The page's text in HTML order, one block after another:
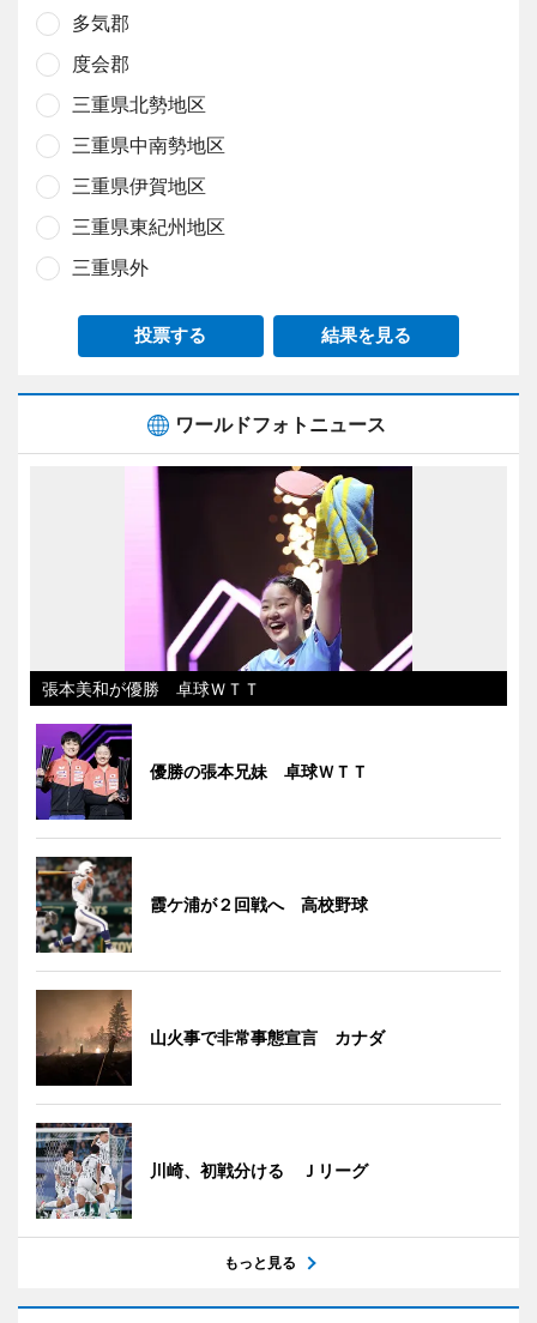
多気郡
度会郡
三重県北勢地区
三重県中南勢地区
三重県伊賀地区
三重県東紀州地区
三重県外
投票する 結果を見る
ワールドフォトニュース
張本美和が優勝 卓球ＷＴＴ
優勝の張本兄妹 卓球ＷＴＴ
霞ケ浦が２回戦へ 高校野球
山火事で非常事態宣言 カナダ
川崎、初戦分ける Ｊリーグ
もっと見る